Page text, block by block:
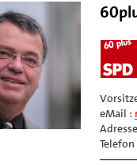
eMail :
Telefon